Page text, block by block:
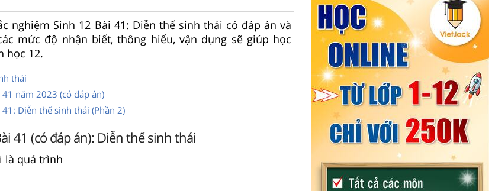
nghiệm Sinh 12 Bài 41: Diễn thế sinh thái có đáp án và
mức độ nhận biết, thông hiểu, vận dụng sẽ giúp học
học 12.
thái
năm 2023 (có đáp án)
Diễn thế sinh thái (Phần 2)
41 (có đáp án): Diễn thế sinh thái
là quá trình